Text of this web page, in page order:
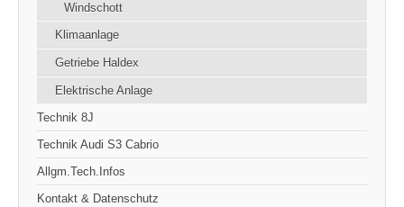
Windschott
Klimaanlage
Getriebe Haldex
Elektrische Anlage
Technik 8J
Technik Audi S3 Cabrio
Allgm.Tech.Infos
Kontakt & Datenschutz